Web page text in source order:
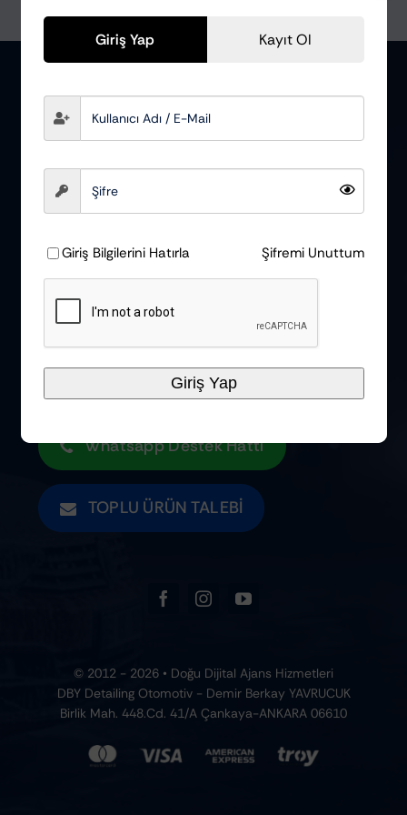
Öne Çıkan Sayfalar
Tüm Ürünler
Kargo Bilgileri
Bize Ulaşın
Whatsapp Destek Hattı
TOPLU ÜRÜN TALEBI
© 2012 - 2026 • Doğu Dijital Ajans Hizmetleri
DBY Detailing Otomotiv - Demir Berkay YAVRUCUK
Birlik Mah. 448.Cd. 41/A Çankaya-ANKARA 06610
Giriş Yap Kayıt Ol
Giriş Bilgilerini Hatırla Şifremi Unuttum
Giriş Yap